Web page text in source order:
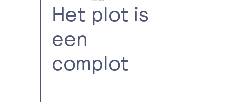
Het plot is
een
complot